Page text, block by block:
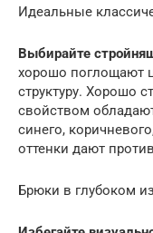
Идеальные
Выбирайте
хорошо поглощают
структуру. Хорошо
свойством
синего,
оттенки дают
Брюки в глубоком